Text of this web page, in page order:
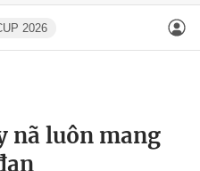
2026
nã luôn mang